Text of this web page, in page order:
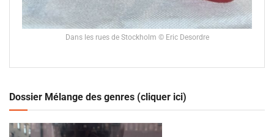
Dans les rues de Stockholm © Eric Desordre
Dossier Mélange des genres (cliquer ici)